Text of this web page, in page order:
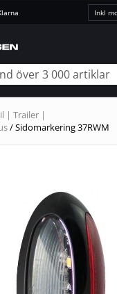
Välj
| Trailer |
/ Sidomarkering 37RWM